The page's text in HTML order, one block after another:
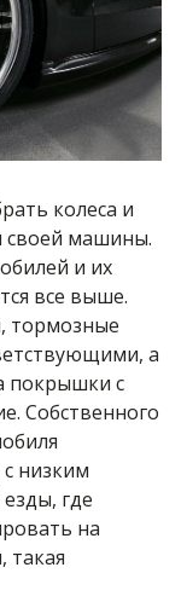
колеса и
своей машины.
и их
все выше.
тормозные
а
покрышки с
Собственного
низким
где
на
такая